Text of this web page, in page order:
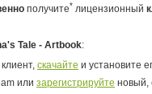
получите* лицензионный
Tale - Artbook:
скачайте и установите
или зарегистрируйте новый,